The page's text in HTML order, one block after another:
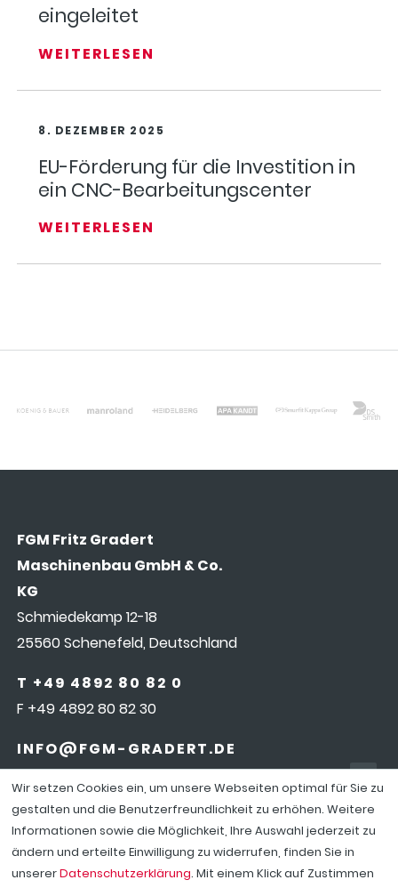
eingeleitet
WEITERLESEN
8. DEZEMBER 2025
EU-Förderung für die Investition in
ein CNC-Bearbeitungscenter
WEITERLESEN
FGM Fritz Gradert
Maschinenbau GmbH & Co.
KG
Schmiedekamp 12-18
25560 Schenefeld, Deutschland
T +49 4892 80 82 0
F +49 4892 80 82 30
INFO@FGM-GRADERT.DE
COOKIEEINSTELLUNGEN | IMPRESSUM |
DATENSCHUTZ
Wir setzen Cookies ein, um unsere Webseiten optimal für Sie zu
gestalten und die Benutzerfreundlichkeit zu erhöhen. Weitere
Informationen sowie die Möglichkeit, Ihre Auswahl jederzeit zu
ändern und erteilte Einwilligung zu widerrufen, finden Sie in
unsererDatenschutzerklärung. Mit einem Klick auf Zustimmen